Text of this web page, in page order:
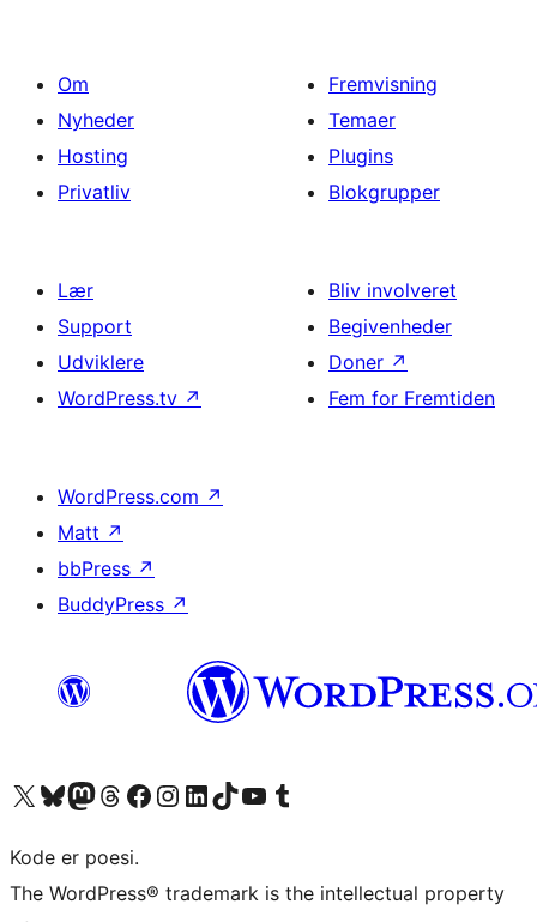
Om
Nyheder
Hosting
Privatliv
Fremvisning
Temaer
Plugins
Blokgrupper
Lær
Support
Udviklere
WordPress.tv ↗
Bliv involveret
Begivenheder
Doner ↗
Fem for Fremtiden
WordPress.com ↗
Matt ↗
bbPress ↗
BuddyPress ↗
Besøg vores X (tidligere Twitter) konto
Besøg vores Bluesky-konto
Besøg vores Mastodon konto
Besøg vores Threads-konto
Besøg vores Facebook sideBesøg vores Instagram konto
Besøg vores LinkedIn konto
Besøg vores TikTok-konto
Besøg vores YouTube-kanalBesøg vores Tumblr-konto
Kode er poesi.
The WordPress® trademark is the intellectual property